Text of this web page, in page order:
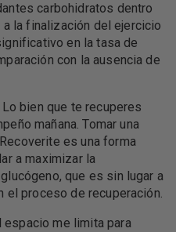
carbohidratos dentro
la finalización del ejercicio
en la tasa de
con la ausencia de
bien que te recuperes
mañana. Tomar una
es una forma
a maximizar la
que es sin lugar a
el proceso de recuperación.
espacio me limita para